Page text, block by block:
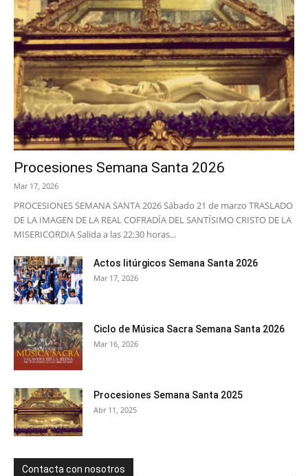
Procesiones Semana Santa 2026
Mar 17, 2026
PROCESIONES SEMANA SANTA 2026 Sábado 21 de marzo TRASLADO
DE LA IMAGEN DE LA REAL COFRADÍA DEL SANTÍSIMO CRISTO DE LA
MISERICORDIA Salida a las 22:30 horas...
Actos litúrgicos Semana Santa 2026
Mar 17, 2026
Ciclo de Música Sacra Semana Santa 2026
Mar 16, 2026
Procesiones Semana Santa 2025
Abr 11, 2025
Contacta con nosotros